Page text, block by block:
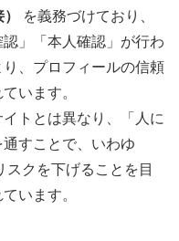
を義務づけており、
」「本人確認」が行わ
、プロフィールの信頼
います。
トとは異なり、「人に
すことで、いわゆ
スクを下げることを目
います。